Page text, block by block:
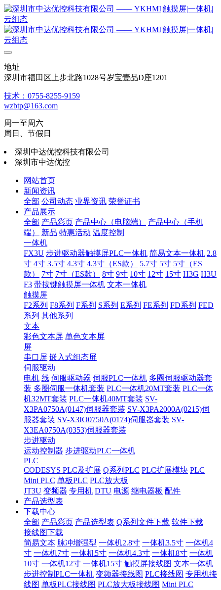
地址
深圳市福田区上步北路1028号岁宝壹品D座1201
技术：0755-8255-9159
wzbtp@163.com
周一至周六
周日、节假日
深圳中达优控科技有限公司
深圳市中达优控
网站首页
新闻资讯
全部 公司动态 业界资讯 荣誉证书
产品展示
全部 产品彩页 产品中心（电脑端）
产品中心（手机
端）
新品 特惠活动 温度控制
一体机
FX3U 步进驱动器触摸屏PLC一体机 简易文本一体机 2.8
寸 4寸 3.5寸 4.3寸 4.3寸（ES款） 5.7寸 5寸 5寸（ES
款）
7寸 7寸（ES款） 8寸 9寸 10寸 12寸 15寸 H3G H3U
F3 带按键触摸屏一体机 文本一体机
触摸屏
F2系列 F8系列 F系列 S系列 E系列 FE系列 FD系列 FED
系列 其他系列
文本
彩色文本屏 单色文本屏
屏
串口屏 嵌入式组态屏
伺服驱动
电机 线 伺服驱动器 伺服PLC一体机 多圈伺服驱动器套
装 多圈伺服一体机套装 PLC一体机20MT套装 PLC一体
机32MT套装 PLC一体机40MT套装 SV-
X3PA0750A(0147)伺服器套装 SV-X3PA2000A(0215)伺
服器套装 SV-X3IO0750A(0174)伺服器套装 SV-
X3EA0750A(0353)伺服器套装
步进驱动
运动控制器 步进驱动PLC一体机
PLC
CODESYS PLC及扩展 Q系列PLC PLC扩展模块 PLC
Mini PLC 单板PLC PLC放大板
JT3U 变频器 专用机 DTU 电源 继电器板 配件
产品选型表
下载中心
全部 产品彩页 产品选型表 Q系列文件下载 软件下载
接线图下载
简易文本 脉冲增强型 一体机2.8寸 一体机3.5寸 一体机4
寸 一体机7寸 一体机5寸 一体机4.3寸 一体机8寸 一体机
10寸 一体机12寸 一体机15寸 触摸屏接线图 文本一体机
步进控制PLC一体机 变频器接线图 PLC接线图 专用机接
线图 单板PLC接线图 PLC放大板接线图 Mini PLC